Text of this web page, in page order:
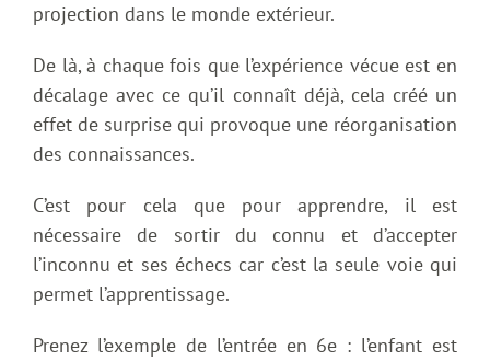
projection dans le monde extérieur.
De là, à chaque fois que l’expérience vécue est en
décalage avec ce qu’il connaît déjà, cela créé un
effet de surprise qui provoque une réorganisation
des connaissances.
C’est pour cela que pour apprendre, il est
nécessaire de sortir du connu et d’accepter
l’inconnu et ses échecs car c’est la seule voie qui
permet l’apprentissage.
Prenez l’exemple de l’entrée en 6e : l’enfant est